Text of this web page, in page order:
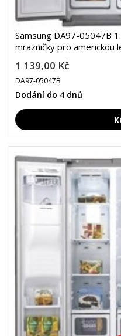
Samsung DA97-05047B
mrazničky pro americkou
1 139,00 Kč
DA97-05047B
Dodání do 4 dnů